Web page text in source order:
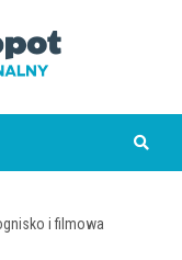
i filmowa